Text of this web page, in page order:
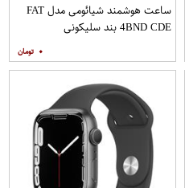
ساعت هوشمند شیائومی مدل FAT
4BND CDE بند سلیکونی
۰